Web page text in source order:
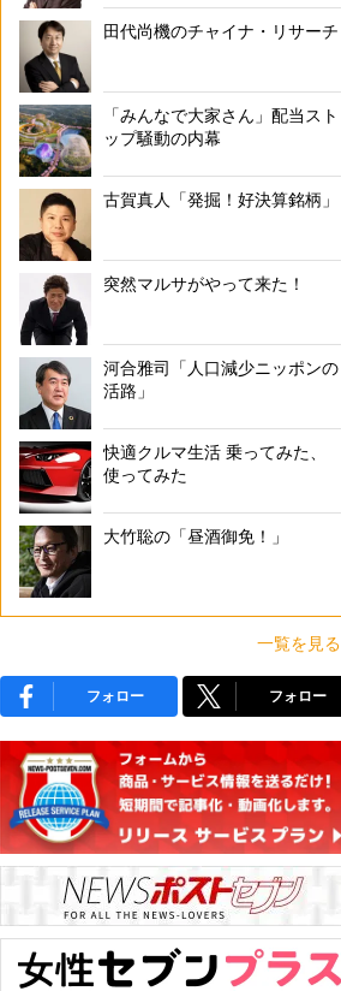
田代尚機のチャイナ・リサーチ
「みんなで大家さん」配当スト
ップ騒動の内幕
古賀真人「発掘！好決算銘柄」
突然マルサがやって来た！
河合雅司「人口減少ニッポンの
活路」
快適クルマ生活 乗ってみた、
使ってみた
大竹聡の「昼酒御免！」
一覧を見る
フォロー フォロー